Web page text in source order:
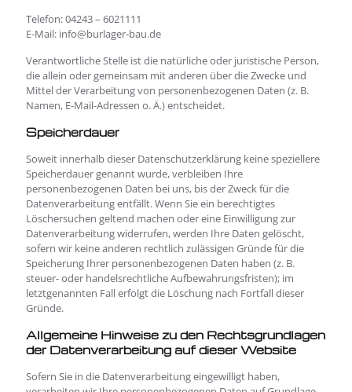
Telefon: 04243 – 6021111
E-Mail: info@burlager-bau.de
Verantwortliche Stelle ist die natürliche oder juristische Person,
die allein oder gemeinsam mit anderen über die Zwecke und
Mittel der Verarbeitung von personenbezogenen Daten (z. B.
Namen, E-Mail-Adressen o. Ä.) entscheidet.
Speicherdauer
Soweit innerhalb dieser Datenschutzerklärung keine speziellere
Speicherdauer genannt wurde, verbleiben Ihre
personenbezogenen Daten bei uns, bis der Zweck für die
Datenverarbeitung entfällt. Wenn Sie ein berechtigtes
Löschersuchen geltend machen oder eine Einwilligung zur
Datenverarbeitung widerrufen, werden Ihre Daten gelöscht,
sofern wir keine anderen rechtlich zulässigen Gründe für die
Speicherung Ihrer personenbezogenen Daten haben (z. B.
steuer- oder handelsrechtliche Aufbewahrungsfristen); im
letztgenannten Fall erfolgt die Löschung nach Fortfall dieser
Gründe.
Allgemeine Hinweise zu den Rechtsgrundlagen
der Datenverarbeitung auf dieser Website
Sofern Sie in die Datenverarbeitung eingewilligt haben,